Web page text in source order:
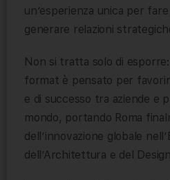
un’esperienza unica per
generare relazioni
Non si tratta solo di
format è pensato per
e di successo tra aziende e
mondo, portando Roma
dell’innovazione globale
dell’Architettura e del